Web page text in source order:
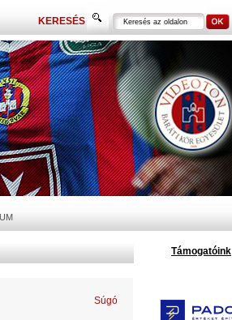
KERESÉS
Súgó
Támogatóink